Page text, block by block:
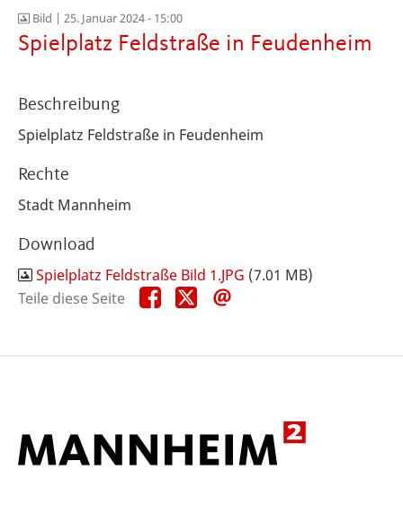
Bild | 25. Januar 2024 - 15:00
Spielplatz Feldstraße in Feudenheim
Beschreibung
Spielplatz Feldstraße in Feudenheim
Rechte
Stadt Mannheim
Download
Spielplatz Feldstraße Bild 1.JPG (7.01 MB)
Teile diese Seite
Teile
diese
Teile
diese